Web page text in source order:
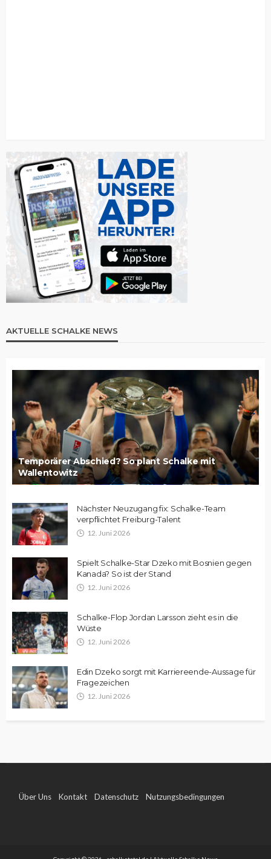
AKTUELLE SCHALKE NEWS
Temporärer Abschied? So plant Schalke mit
Wallentowitz
Nächster Neuzugang fix: Schalke-Team
verpflichtet Freiburg-Talent
12. Juni 2026
Spielt Schalke-Star Dzeko mit Bosnien gegen
Kanada? So ist der Stand
12. Juni 2026
Schalke-Flop Jordan Larsson zieht es in die
Wüste
12. Juni 2026
Edin Dzeko sorgt mit Karriereende-Aussage für
Fragezeichen
12. Juni 2026
Über Uns Kontakt Datenschutz Nutzungsbedingungen